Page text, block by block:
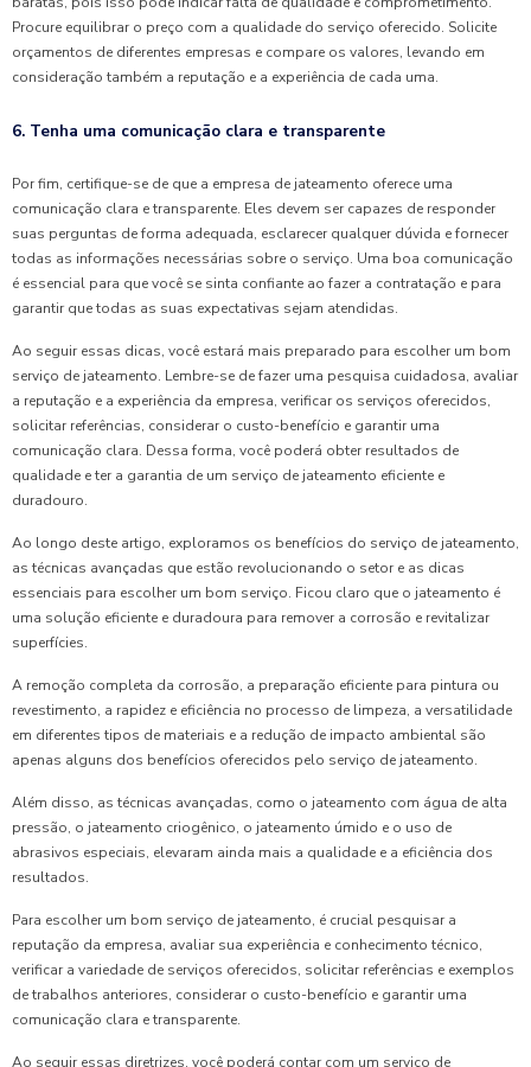
Procure equilibrar o preço com a qualidade do serviço oferecido. Solicite
orçamentos de diferentes empresas e compare os valores, levando em
consideração também a reputação e a experiência de cada uma.
6. Tenha uma comunicação clara e transparente
Por fim, certifique-se de que a empresa de jateamento oferece uma
comunicação clara e transparente. Eles devem ser capazes de responder
suas perguntas de forma adequada, esclarecer qualquer dúvida e fornecer
todas as informações necessárias sobre o serviço. Uma boa comunicação
é essencial para que você se sinta confiante ao fazer a contratação e para
garantir que todas as suas expectativas sejam atendidas.
Ao seguir essas dicas, você estará mais preparado para escolher um bom
serviço de jateamento. Lembre-se de fazer uma pesquisa cuidadosa, avaliar
a reputação e a experiência da empresa, verificar os serviços oferecidos,
solicitar referências, considerar o custo-benefício e garantir uma
comunicação clara. Dessa forma, você poderá obter resultados de
qualidade e ter a garantia de um serviço de jateamento eficiente e
duradouro.
Ao longo deste artigo, exploramos os benefícios do serviço de jateamento,
as técnicas avançadas que estão revolucionando o setor e as dicas
essenciais para escolher um bom serviço. Ficou claro que o jateamento é
uma solução eficiente e duradoura para remover a corrosão e revitalizar
superfícies.
A remoção completa da corrosão, a preparação eficiente para pintura ou
revestimento, a rapidez e eficiência no processo de limpeza, a versatilidade
em diferentes tipos de materiais e a redução de impacto ambiental são
apenas alguns dos benefícios oferecidos pelo serviço de jateamento.
Além disso, as técnicas avançadas, como o jateamento com água de alta
pressão, o jateamento criogênico, o jateamento úmido e o uso de
abrasivos especiais, elevaram ainda mais a qualidade e a eficiência dos
resultados.
Para escolher um bom serviço de jateamento, é crucial pesquisar a
reputação da empresa, avaliar sua experiência e conhecimento técnico,
verificar a variedade de serviços oferecidos, solicitar referências e exemplos
de trabalhos anteriores, considerar o custo-benefício e garantir uma
comunicação clara e transparente.
Ao seguir essas diretrizes, você poderá contar com um serviço de